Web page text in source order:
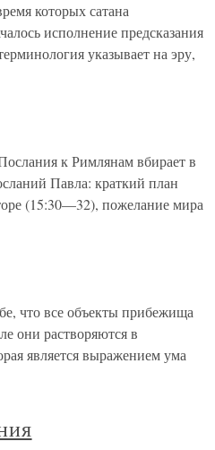
которых сатана
исполнение предсказания
указывает на эру,
к Римлянам вбирает в
Павла: краткий план
(15:30—32), пожелание мира
что все объекты прибежища
они растворяются в
является выражением ума